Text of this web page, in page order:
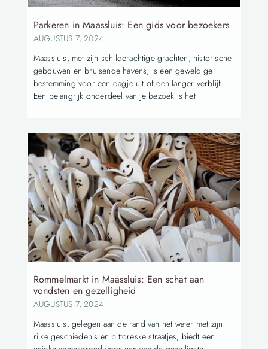
Parkeren in Maassluis: Een gids voor bezoekers
AUGUSTUS 7, 2024
Maassluis, met zijn schilderachtige grachten, historische
gebouwen en bruisende havens, is een geweldige
bestemming voor een dagje uit of een langer verblijf.
Een belangrijk onderdeel van je bezoek is het
Rommelmarkt in Maassluis: Een schat aan
vondsten en gezelligheid
AUGUSTUS 7, 2024
Maassluis, gelegen aan de rand van het water met zijn
rijke geschiedenis en pittoreske straatjes, biedt een